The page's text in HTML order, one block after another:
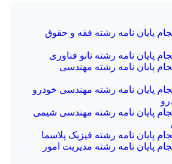
پایان نامه رشته فقه و حقوق
پایان نامه رشته نانو فناوری
پایان نامه رشته مهندسی
پایان نامه رشته مهندسی خودرو
پایان نامه رشته مهندسی شیمی
پایان نامه رشته فیزیک پلاسما
پایان نامه رشته مدیریت امور